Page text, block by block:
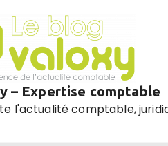
– Expertise comptable
l'actualité comptable,